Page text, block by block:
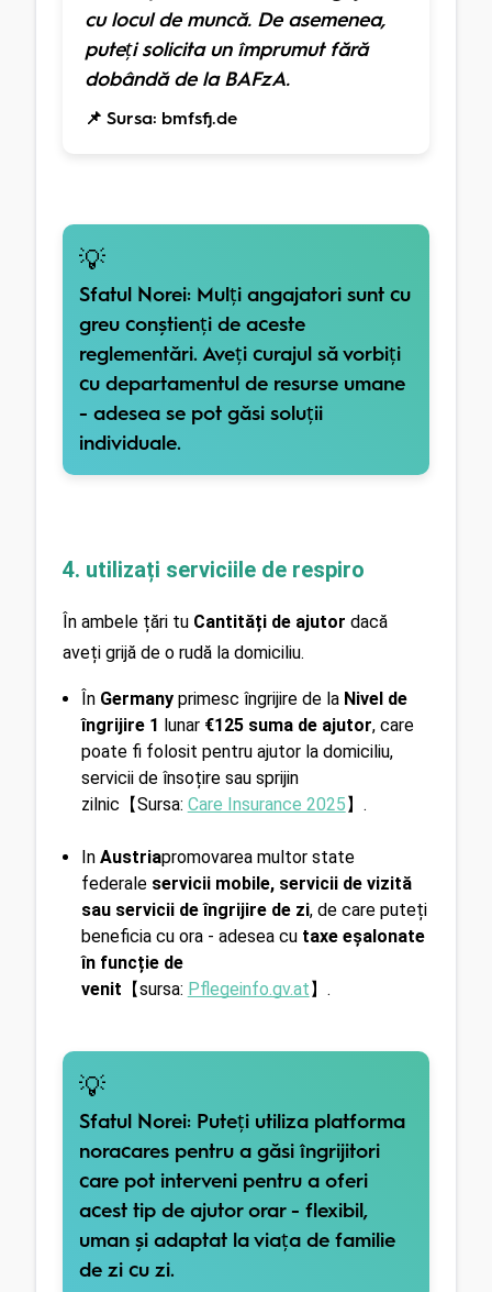
cu locul de muncă. De asemenea,
puteți solicita un împrumut fără
dobândă de la BAFzA.
📌 Sursa: bmfsfj.de
💡
Sfatul Norei: Mulți angajatori sunt cu
greu conștienți de aceste
reglementări. Aveți curajul să vorbiți
cu departamentul de resurse umane
- adesea se pot găsi soluții
individuale.
4. utilizați serviciile de respiro
În ambele țări tu Cantități de ajutor dacă
aveți grijă de o rudă la domiciliu.
În Germany primesc îngrijire de la Nivel de
îngrijire 1 lunar €125 suma de ajutor, care
poate fi folosit pentru ajutor la domiciliu,
servicii de însoțire sau sprijin
zilnic【Sursa: Care Insurance 2025】.
In Austriapromovarea multor state
federale servicii mobile, servicii de vizită
sau servicii de îngrijire de zi, de care puteți
beneficia cu ora - adesea cu taxe eșalonate
în funcție de
venit 【sursa: Pflegeinfo.gv.at】.
💡
Sfatul Norei: Puteți utiliza platforma
noracares pentru a găsi îngrijitori
care pot interveni pentru a oferi
acest tip de ajutor orar - flexibil,
uman și adaptat la viața de familie
de zi cu zi.